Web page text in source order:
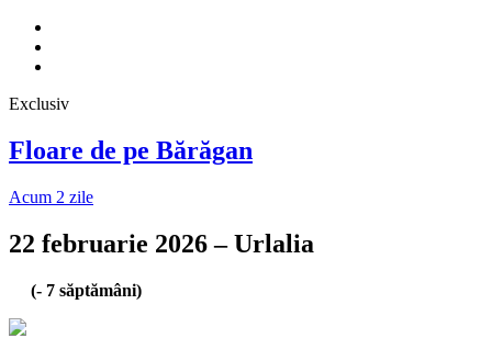
Exclusiv
Floare de pe Bărăgan
Acum 2 zile
22 februarie 2026 – Urlalia
(- 7 săptămâni)